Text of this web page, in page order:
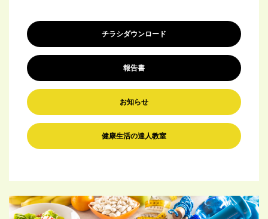
チラシダウンロード
報告書
お知らせ
健康生活の達人教室